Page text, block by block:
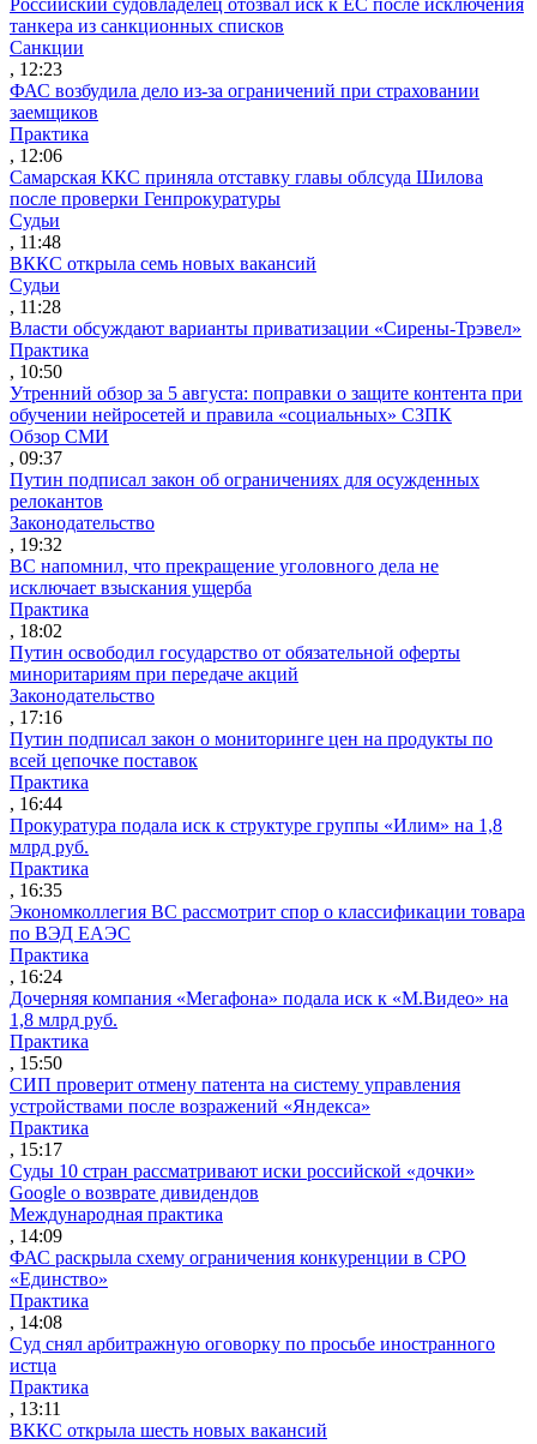
танкера из санкционных списков
Санкции
, 12:23
ФАС возбудила дело из-за ограничений при страховании
заемщиков
Практика
, 12:06
Самарская ККС приняла отставку главы облсуда Шилова
после проверки Генпрокуратуры
Судьи
, 11:48
ВККС открыла семь новых вакансий
Судьи
, 11:28
Власти обсуждают варианты приватизации «Сирены-Трэвел»
Практика
, 10:50
Утренний обзор за 5 августа: поправки о защите контента при
обучении нейросетей и правила «социальных» СЗПК
Обзор СМИ
, 09:37
Путин подписал закон об ограничениях для осужденных
релокантов
Законодательство
, 19:32
ВС напомнил, что прекращение уголовного дела не
исключает взыскания ущерба
Практика
, 18:02
Путин освободил государство от обязательной оферты
миноритариям при передаче акций
Законодательство
, 17:16
Путин подписал закон о мониторинге цен на продукты по
всей цепочке поставок
Практика
, 16:44
Прокуратура подала иск к структуре группы «Илим» на 1,8
млрд руб.
Практика
, 16:35
Экономколлегия ВС рассмотрит спор о классификации товара
по ВЭД ЕАЭС
Практика
, 16:24
Дочерняя компания «Мегафона» подала иск к «М.Видео» на
1,8 млрд руб.
Практика
, 15:50
СИП проверит отмену патента на систему управления
устройствами после возражений «Яндекса»
Практика
, 15:17
Суды 10 стран рассматривают иски российской «дочки»
Google о возврате дивидендов
Международная практика
, 14:09
ФАС раскрыла схему ограничения конкуренции в СРО
«Единство»
Практика
, 14:08
Суд снял арбитражную оговорку по просьбе иностранного
истца
Практика
, 13:11
ВККС открыла шесть новых вакансий